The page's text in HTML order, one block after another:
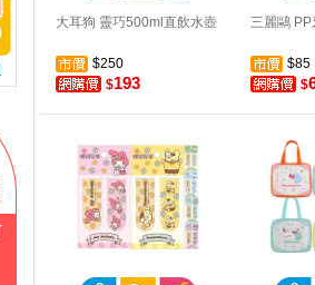
大耳狗 靈巧500ml直飲水壺
$250
$193
三麗鷗 PP
$85
$